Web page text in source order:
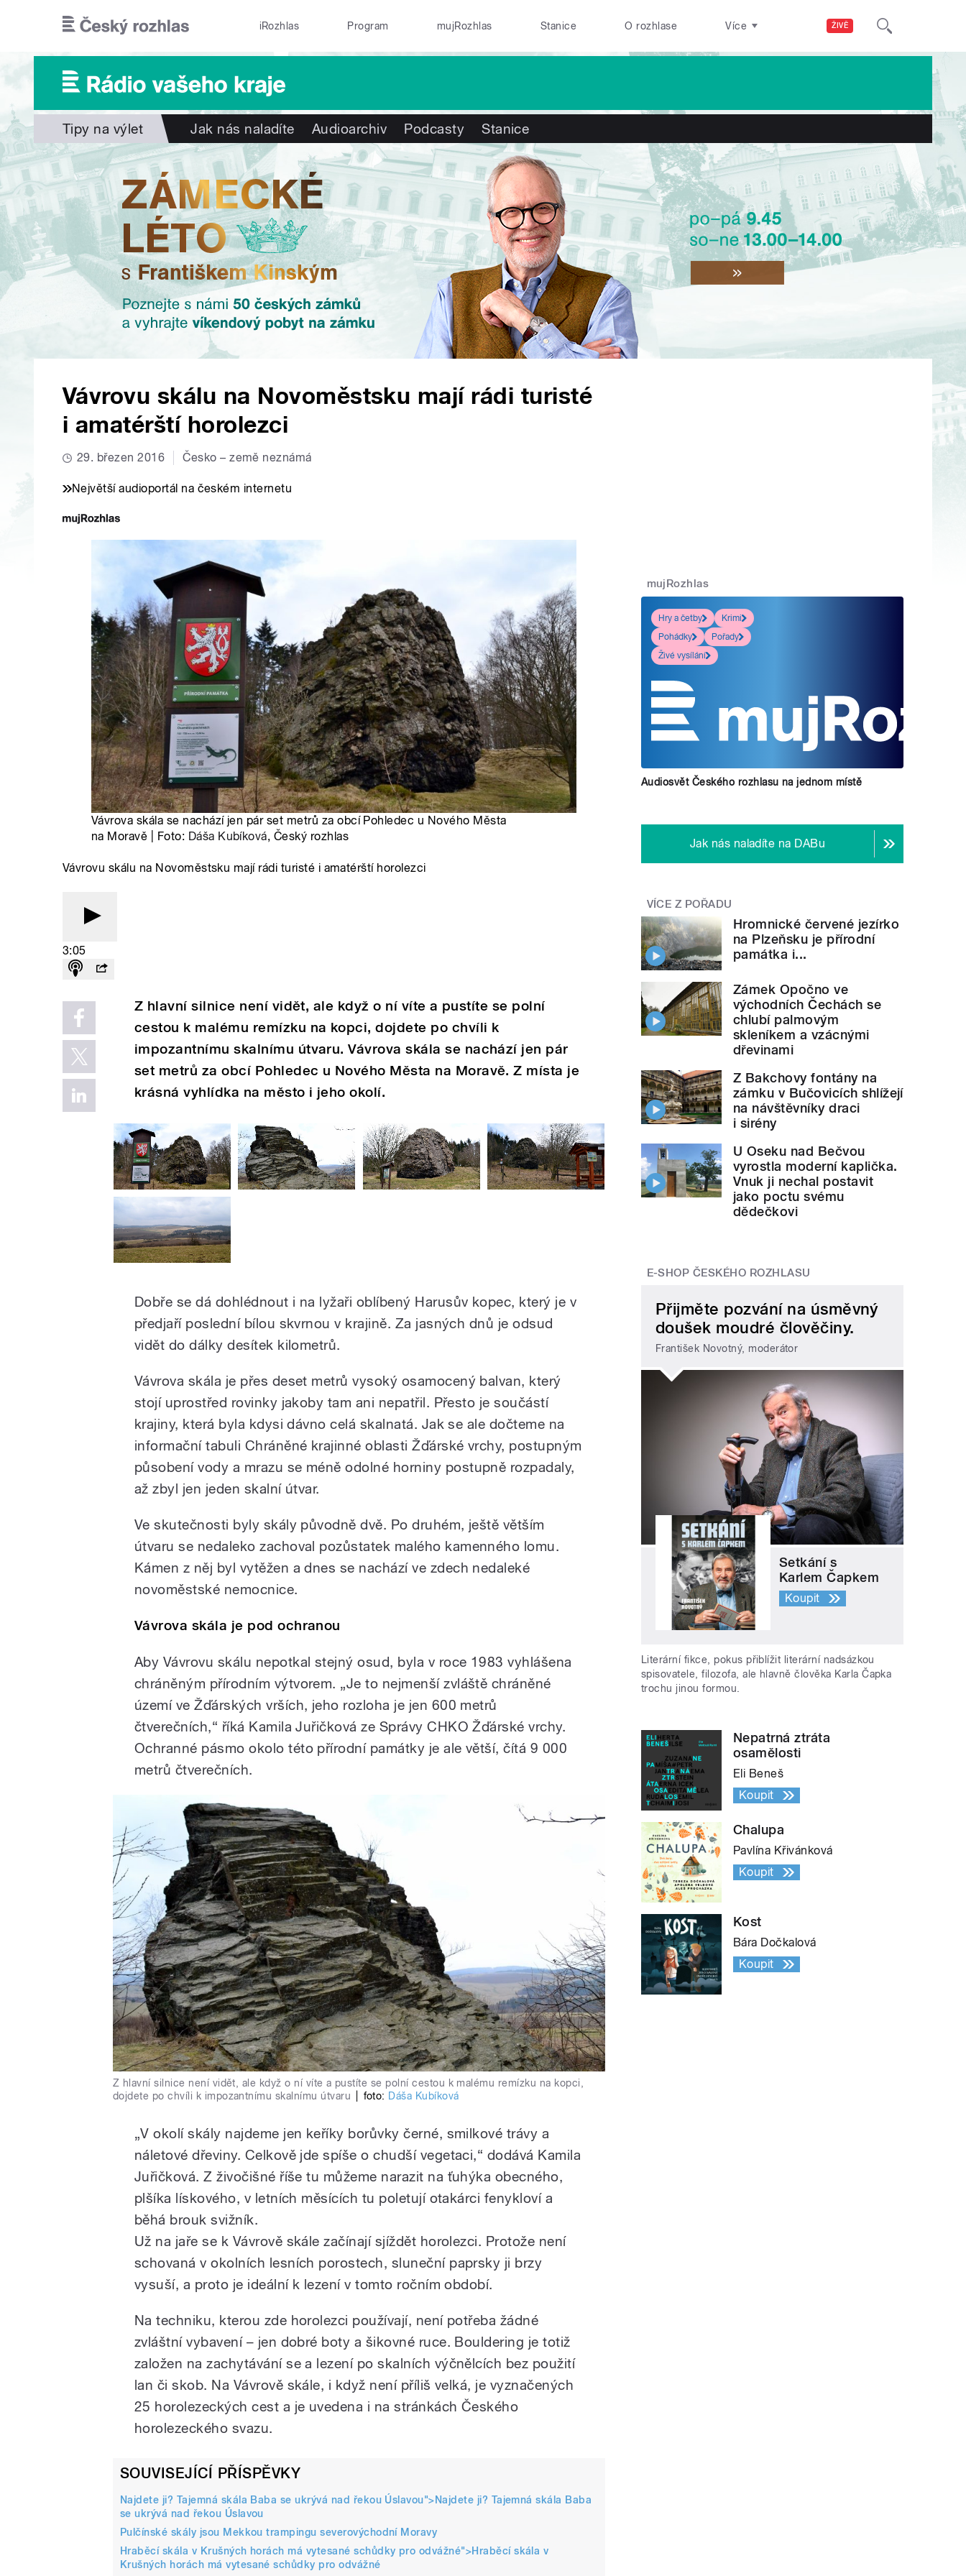
ŽIVĚ
iRozhlas Program mujRozhlas Stanice O rozhlase Více
Tipy na výlet Jak nás naladíte Audioarchiv Podcasty Stanice
Vávrovu skálu na Novoměstsku mají rádi turisté
i amatérští horolezci
29. březen 2016 Česko – země neznámá
Největší audioportál na českém internetu
Vávrova skála se nachází jen pár set metrů za obcí Pohledec u Nového Města
na Moravě | Foto: Dáša Kubíková, Český rozhlas
Vávrovu skálu na Novoměstsku mají rádi turisté i amatérští horolezci
3:05
Z hlavní silnice není vidět, ale když o ní víte a pustíte se polní
cestou k malému remízku na kopci, dojdete po chvíli k
impozantnímu skalnímu útvaru. Vávrova skála se nachází jen pár
set metrů za obcí Pohledec u Nového Města na Moravě. Z místa je
krásná vyhlídka na město i jeho okolí.
Dobře se dá dohlédnout i na lyžaři oblíbený Harusův kopec, který je v
předjaří poslední bílou skvrnou v krajině. Za jasných dnů je odsud
vidět do dálky desítek kilometrů.
Vávrova skála je přes deset metrů vysoký osamocený balvan, který
stojí uprostřed rovinky jakoby tam ani nepatřil. Přesto je součástí
krajiny, která byla kdysi dávno celá skalnatá. Jak se ale dočteme na
informační tabuli Chráněné krajinné oblasti Žďárské vrchy, postupným
působení vody a mrazu se méně odolné horniny postupně rozpadaly,
až zbyl jen jeden skalní útvar.
Ve skutečnosti byly skály původně dvě. Po druhém, ještě větším
útvaru se nedaleko zachoval pozůstatek malého kamenného lomu.
Kámen z něj byl vytěžen a dnes se nachází ve zdech nedaleké
novoměstské nemocnice.
Vávrova skála je pod ochranou
Aby Vávrovu skálu nepotkal stejný osud, byla v roce 1983 vyhlášena
chráněným přírodním výtvorem. „Je to nejmenší zvláště chráněné
území ve Žďárských vrších, jeho rozloha je jen 600 metrů
čtverečních,“ říká Kamila Juřičková ze Správy CHKO Žďárské vrchy.
Ochranné pásmo okolo této přírodní památky je ale větší, čítá 9 000
metrů čtverečních.
Z hlavní silnice není vidět, ale když o ní víte a pustíte se polní cestou k malému remízku na kopci,
dojdete po chvíli k impozantnímu skalnímu útvaru
foto: Dáša Kubíková
„V okolí skály najdeme jen keříky borůvky černé, smilkové trávy a
náletové dřeviny. Celkově jde spíše o chudší vegetaci,“ dodává Kamila
Juřičková. Z živočišné říše tu můžeme narazit na ťuhýka obecného,
plšíka lískového, v letních měsících tu poletují otakárci fenykloví a
běhá brouk svižník.
Už na jaře se k Vávrově skále začínají sjíždět horolezci. Protože není
schovaná v okolních lesních porostech, sluneční paprsky ji brzy
vysuší, a proto je ideální k lezení v tomto ročním období.
Na techniku, kterou zde horolezci používají, není potřeba žádné
zvláštní vybavení – jen dobré boty a šikovné ruce. Bouldering je totiž
založen na zachytávání se a lezení po skalních výčnělcích bez použití
lan či skob. Na Vávrově skále, i když není příliš velká, je vyznačených
25 horolezeckých cest a je uvedena i na stránkách Českého
horolezeckého svazu.
SOUVISEJÍCÍ PŘÍSPĚVKY
Najdete ji? Tajemná skála Baba se ukrývá nad řekou Úslavou">Najdete ji? Tajemná skála Baba
se ukrývá nad řekou Úslavou
Pulčínské skály jsou Mekkou trampingu severovýchodní Moravy
Hraběcí skála v Krušných horách má vytesané schůdky pro odvážné">Hraběcí skála v
Krušných horách má vytesané schůdky pro odvážné
mujRozhlas
Hry a četby
Krimi
Pohádky
Pořady
Živé vysílání
Audiosvět Českého rozhlasu na jednom místě
Jak nás naladíte na DABu
VÍCE Z POŘADU
Hromnické červené jezírko
na Plzeňsku je přírodní
památka i...
Zámek Opočno ve
východních Čechách se
chlubí palmovým
skleníkem a vzácnými
dřevinami
Z Bakchovy fontány na
zámku v Bučovicích shlížejí
na návštěvníky draci
i sirény
U Oseku nad Bečvou
vyrostla moderní kaplička.
Vnuk ji nechal postavit
jako poctu svému
dědečkovi
E-SHOP ČESKÉHO ROZHLASU
Přijměte pozvání na úsměvný
doušek moudré člověčiny.
František Novotný, moderátor
Setkání s
Karlem Čapkem
Koupit
Literární fikce, pokus přiblížit literární nadsázkou
spisovatele, filozofa, ale hlavně člověka Karla Čapka
trochu jinou formou.
Nepatrná ztráta
osamělosti
Eli Beneš
Koupit
Chalupa
Pavlína Křivánková
Koupit
Kost
Bára Dočkalová
Koupit